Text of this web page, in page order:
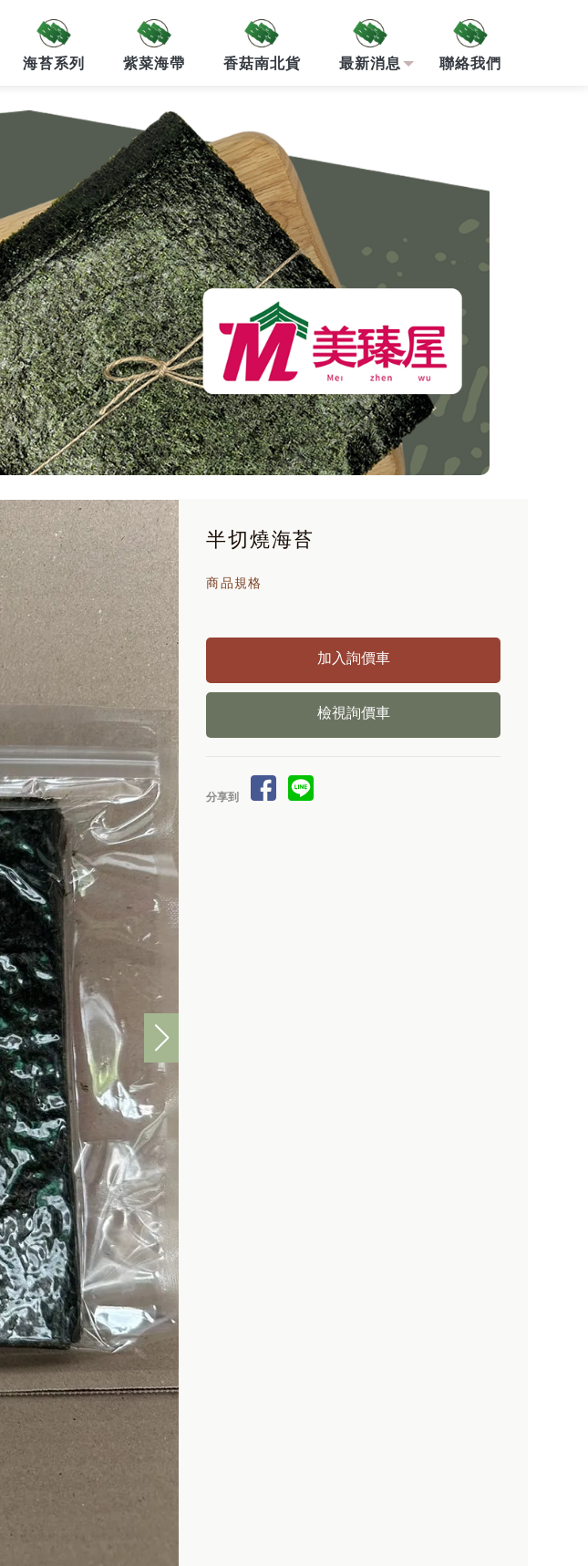
海苔系列 紫菜海帶 香菇南北貨 最新消息 聯絡我們
半切燒海苔
商品規格
檢視詢價車
分享到